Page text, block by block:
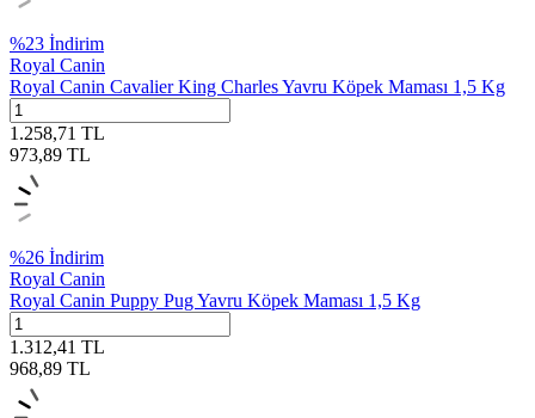
%23 İndirim
Royal Canin
Royal Canin Cavalier King Charles Yavru Köpek Maması 1,5 Kg
1.258,71 TL
973,89 TL
%26 İndirim
Royal Canin
Royal Canin Puppy Pug Yavru Köpek Maması 1,5 Kg
1.312,41 TL
968,89 TL